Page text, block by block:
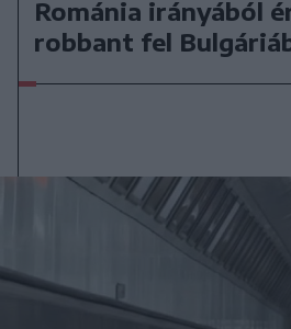
Románia irányából
robbant fel